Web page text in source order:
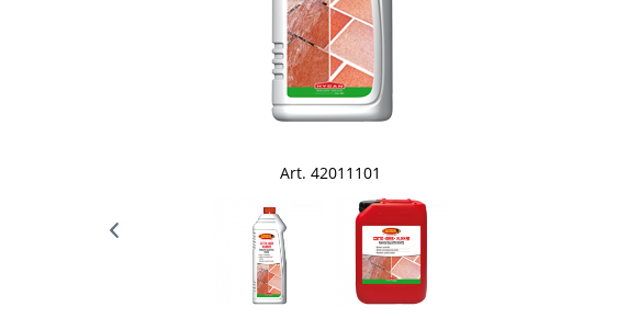
Art. 42011101